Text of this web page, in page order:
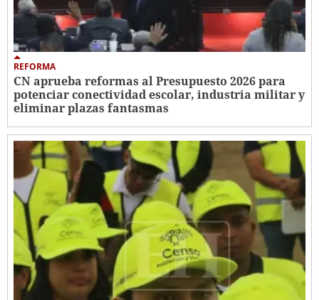
REFORMA
CN aprueba reformas al Presupuesto 2026 para
potenciar conectividad escolar, industria militar y
eliminar plazas fantasmas